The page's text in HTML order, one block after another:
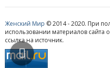
Женский Мир © 2014 - 2020. При
использовании материалов сайта
ссылка на источник.